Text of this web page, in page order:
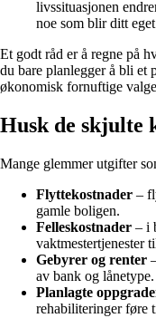
livssituasjonen
noe som blir ditt
Et godt råd er å regne på
du bare planlegger å bli et
økonomisk fornuftige
Husk de skjulte
Mange glemmer utgifter
Flyttekostnader –
gamle boligen.
Felleskostnader – i
vaktmestertjenester
Gebyrer og renter
av bank og lånetype.
Planlagte
rehabiliteringer føre